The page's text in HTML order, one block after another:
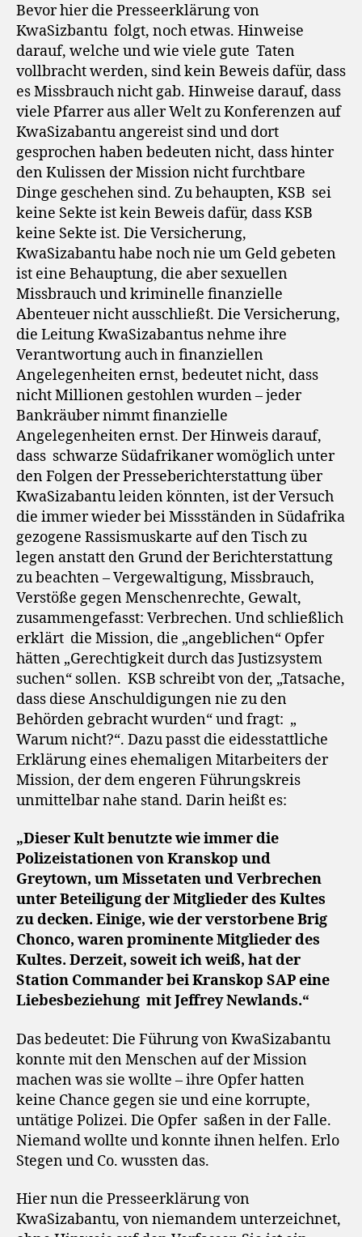
Bevor hier die Presseerklärung von
KwaSizbantu folgt, noch etwas. Hinweise
darauf, welche und wie viele gute Taten
vollbracht werden, sind kein Beweis dafür, dass
es Missbrauch nicht gab. Hinweise darauf, dass
viele Pfarrer aus aller Welt zu Konferenzen auf
KwaSizabantu angereist sind und dort
gesprochen haben bedeuten nicht, dass hinter
den Kulissen der Mission nicht furchtbare
Dinge geschehen sind. Zu behaupten, KSB sei
keine Sekte ist kein Beweis dafür, dass KSB
keine Sekte ist. Die Versicherung,
KwaSizabantu habe noch nie um Geld gebeten
ist eine Behauptung, die aber sexuellen
Missbrauch und kriminelle finanzielle
Abenteuer nicht ausschließt. Die Versicherung,
die Leitung KwaSizabantus nehme ihre
Verantwortung auch in finanziellen
Angelegenheiten ernst, bedeutet nicht, dass
nicht Millionen gestohlen wurden – jeder
Bankräuber nimmt finanzielle
Angelegenheiten ernst. Der Hinweis darauf,
dass schwarze Südafrikaner womöglich unter
den Folgen der Presseberichterstattung über
KwaSizabantu leiden könnten, ist der Versuch
die immer wieder bei Missständen in Südafrika
gezogene Rassismuskarte auf den Tisch zu
legen anstatt den Grund der Berichterstattung
zu beachten – Vergewaltigung, Missbrauch,
Verstöße gegen Menschenrechte, Gewalt,
zusammengefasst: Verbrechen. Und schließlich
erklärt die Mission, die „angeblichen“ Opfer
hätten „Gerechtigkeit durch das Justizsystem
suchen“ sollen. KSB schreibt von der, „Tatsache,
dass diese Anschuldigungen nie zu den
Behörden gebracht wurden“ und fragt: „
Warum nicht?“. Dazu passt die eidesstattliche
Erklärung eines ehemaligen Mitarbeiters der
Mission, der dem engeren Führungskreis
unmittelbar nahe stand. Darin heißt es:
„Dieser Kult benutzte wie immer die
Polizeistationen von Kranskop und
Greytown, um Missetaten und Verbrechen
unter Beteiligung der Mitglieder des Kultes
zu decken. Einige, wie der verstorbene Brig
Chonco, waren prominente Mitglieder des
Kultes. Derzeit, soweit ich weiß, hat der
Station Commander bei Kranskop SAP eine
Liebesbeziehung mit Jeffrey Newlands.“
Das bedeutet: Die Führung von KwaSizabantu
konnte mit den Menschen auf der Mission
machen was sie wollte – ihre Opfer hatten
keine Chance gegen sie und eine korrupte,
untätige Polizei. Die Opfer saßen in der Falle.
Niemand wollte und konnte ihnen helfen. Erlo
Stegen und Co. wussten das.
Hier nun die Presseerklärung von
KwaSizabantu, von niemandem unterzeichnet,